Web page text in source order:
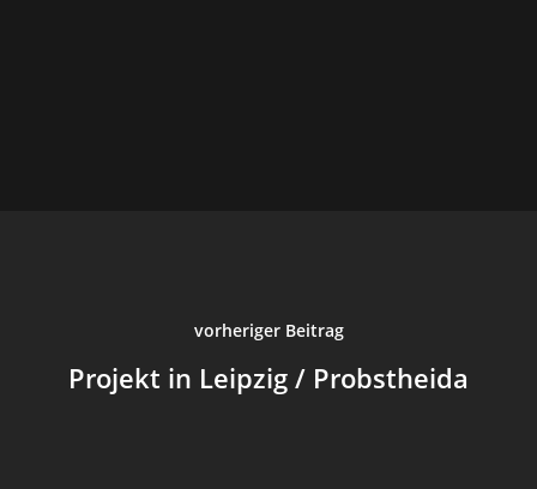
vorheriger Beitrag
Projekt in Leipzig / Probstheida
Anfahrt
Aktuell